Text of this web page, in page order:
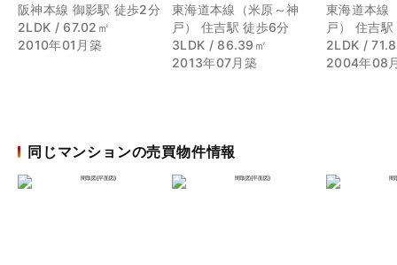
阪神本線 御影駅 徒歩2分
2LDK / 67.02㎡
2010年01月築
東海道本線（米原～神
戸） 住吉駅 徒歩6分
3LDK / 86.39㎡
2013年07月築
東海道本線
戸） 住吉
2LDK /
2004年08
同じマンションの売買物件情報